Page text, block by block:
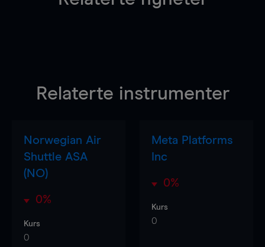
Relaterte instrumenter
Norwegian Air
Shuttle ASA
(NO)
0%
Kurs
0
Meta Platforms
Inc
0%
Kurs
0